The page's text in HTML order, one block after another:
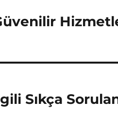
Sıkça